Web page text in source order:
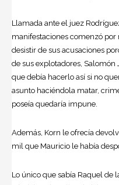
Llamada ante el juez
manifestaciones comenzó
desistir de sus acusaciones
de sus explotadores, Salomón
que debía hacerlo así si no
asunto haciéndola matar,
poseía quedaría impune.
Además, Korn le ofrecía
mil que Mauricio le había
Lo único que sabía Raquel de